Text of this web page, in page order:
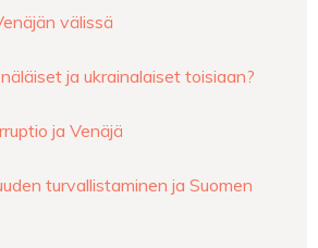
välissä
ja ukrainalaiset toisiaan?
ja Venäjä
turvallistaminen ja Suomen